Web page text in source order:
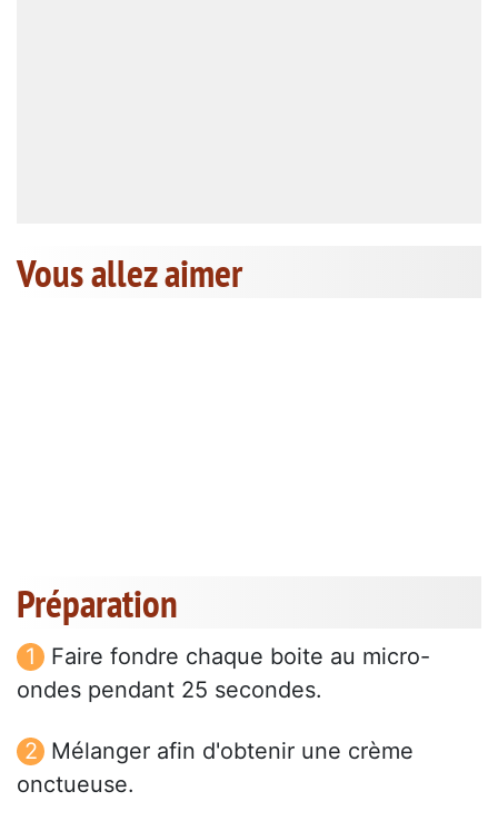
Vous allez aimer
Préparation
Faire fondre chaque boite au micro-
ondes pendant 25 secondes.
Mélanger afin d'obtenir une crème
onctueuse.